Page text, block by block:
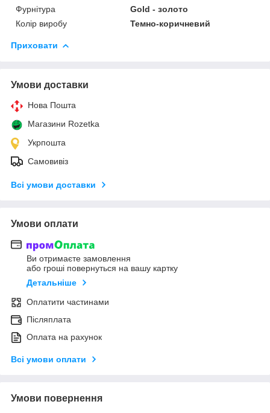
Фурнітура
Gold - золото
Колір виробу
Темно-коричневий
Приховати
Умови доставки
Нова Пошта
Магазини Rozetka
Укрпошта
Самовивіз
Всі умови доставки
Умови оплати
Ви отримаєте замовлення
або гроші повернуться на вашу картку
Детальніше
Оплатити частинами
Післяплата
Оплата на рахунок
Всі умови оплати
Умови повернення